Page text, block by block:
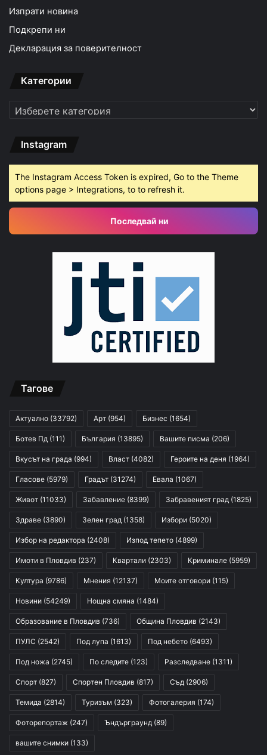
Изпрати новина
Подкрепи ни
Декларация за поверителност
Категории
Категории
Instagram
The Instagram Access Token is expired, Go to the Theme
options page > Integrations, to to refresh it.
Последвай ни
Тагове
Актуално (33792) Арт (954) Бизнес (1654)
Ботев Пд (111) България (13895) Вашите писма (206)
Вкусът на града (994) Власт (4082) Героите на деня (1964)
Гласове (5979) Градът (31274) Евала (1067)
Живот (11033) Забавление (8399) Забравеният град (1825)
Здраве (3890) Зелен град (1358) Избори (5020)
Избор на редактора (2408) Изпод тепето (4899)
Имоти в Пловдив (237) Квартали (2303) Криминале (5959)
Култура (9786) Мнения (12137) Моите отговори (115)
Новини (54249) Нощна смяна (1484)
Образование в Пловдив (736) Община Пловдив (2143)
ПУЛС (2542) Под лупа (1613) Под небето (6493)
Под ножа (2745) По следите (123) Разследване (1311)
Спорт (827) Спортен Пловдив (817) Съд (2906)
Темида (2814) Туризъм (323) Фотогалерия (174)
Фоторепортаж (247) Ъндърграунд (89)
вашите снимки (133)